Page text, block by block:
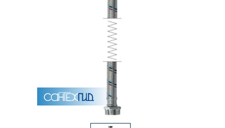
Полотенцесушители
Аксессуары для ванных комнат